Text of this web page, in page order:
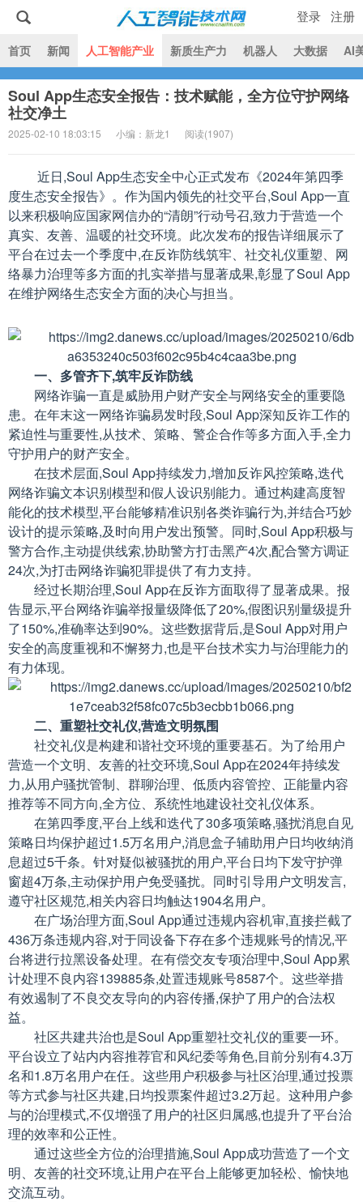
人工智能技术网
首页 新闻 人工智能产业 新质生产力 机器人 大数据 AI
登录 注册
Soul App生态安全报告：技术赋能，全方位守护网络
社交净土
2025-02-10 18:03:15 小编：新龙1 阅读(1907)
近日,Soul App生态安全中心正式发布《2024年第四季
度生态安全报告》。作为国内领先的社交平台,Soul App一直
以来积极响应国家网信办的“清朗”行动号召,致力于营造一个
真实、友善、温暖的社交环境。此次发布的报告详细展示了
平台在过去一个季度中,在反诈防线筑牢、社交礼仪重塑、网
络暴力治理等多方面的扎实举措与显著成果,彰显了Soul App
在维护网络生态安全方面的决心与担当。
一、多管齐下,筑牢反诈防线
网络诈骗一直是威胁用户财产安全与网络安全的重要隐
患。在年末这一网络诈骗易发时段,Soul App深知反诈工作的
紧迫性与重要性,从技术、策略、警企合作等多方面入手,全力
守护用户的财产安全。
在技术层面,Soul App持续发力,增加反诈风控策略,迭代
网络诈骗文本识别模型和假人设识别能力。通过构建高度智
能化的技术模型,平台能够精准识别各类诈骗行为,并结合巧妙
设计的提示策略,及时向用户发出预警。同时,Soul App积极与
警方合作,主动提供线索,协助警方打击黑产4次,配合警方调证
24次,为打击网络诈骗犯罪提供了有力支持。
经过长期治理,Soul App在反诈方面取得了显著成果。报
告显示,平台网络诈骗举报量级降低了20%,假图识别量级提升
了150%,准确率达到90%。这些数据背后,是Soul App对用户
安全的高度重视和不懈努力,也是平台技术实力与治理能力的
有力体现。
二、重塑社交礼仪,营造文明氛围
社交礼仪是构建和谐社交环境的重要基石。为了给用户
营造一个文明、友善的社交环境,Soul App在2024年持续发
力,从用户骚扰管制、群聊治理、低质内容管控、正能量内容
推荐等不同方向,全方位、系统性地建设社交礼仪体系。
在第四季度,平台上线和迭代了30多项策略,骚扰消息自见
策略日均保护超过1.5万名用户,消息盒子辅助用户日均收纳消
息超过5千条。针对疑似被骚扰的用户,平台日均下发守护弹
窗超4万条,主动保护用户免受骚扰。同时引导用户文明发言,
遵守社区规范,相关内容日均触达1904名用户。
在广场治理方面,Soul App通过违规内容机审,直接拦截了
436万条违规内容,对于同设备下存在多个违规账号的情况,平
台将进行拉黑设备处理。在有偿交友专项治理中,Soul App累
计处理不良内容139885条,处置违规账号8587个。这些举措
有效遏制了不良交友导向的内容传播,保护了用户的合法权
益。
社区共建共治也是Soul App重塑社交礼仪的重要一环。
平台设立了站内内容推荐官和风纪委等角色,目前分别有4.3万
名和1.8万名用户在任。这些用户积极参与社区治理,通过投票
等方式参与社区共建,日均投票案件超过3.2万起。这种用户参
与的治理模式,不仅增强了用户的社区归属感,也提升了平台治
理的效率和公正性。
通过这些全方位的治理措施,Soul App成功营造了一个文
明、友善的社交环境,让用户在平台上能够更加轻松、愉快地
交流互动。